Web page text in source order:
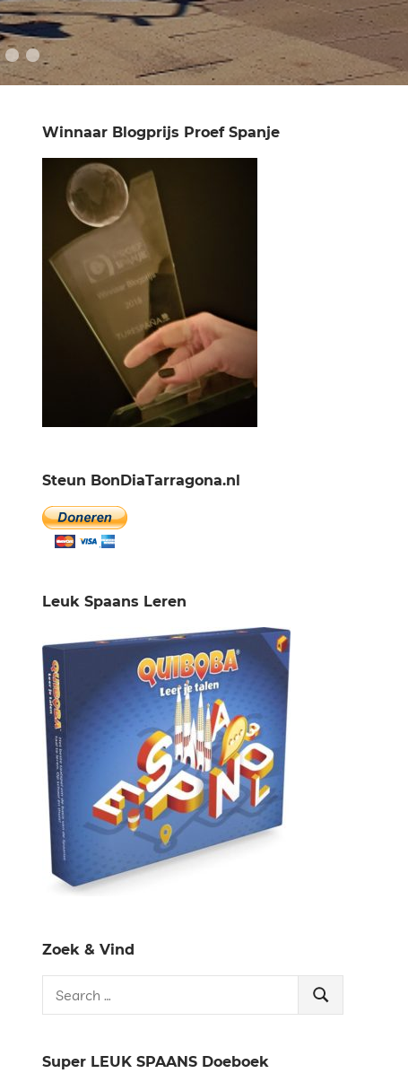
Winnaar Blogprijs Proef Spanje
Steun BonDiaTarragona.nl
Leuk Spaans Leren
Zoek & Vind
Search
Super LEUK SPAANS Doeboek